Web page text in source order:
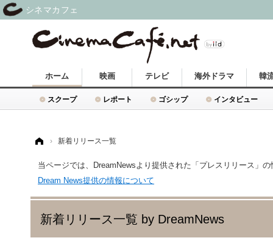
ホーム
スクープ レポート ゴシップ インタビュー
映画 テレビ 海外ドラマ 韓
› 新着リリース一覧
当ページでは、DreamNewsより提供された「プレスリリース」
Dream News提供の情報について
新着リリース一覧 by DreamNews
シネマカフェ